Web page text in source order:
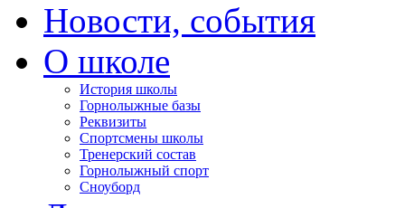
Новости, события
О школе
История школы
Горнолыжные базы
Реквизиты
Спортсмены школы
Тренерский состав
Горнолыжный спорт
Сноуборд